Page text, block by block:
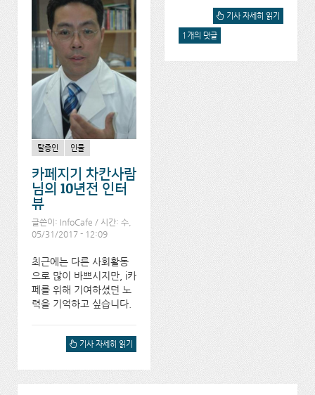
장정일 칼럼-'포스트 여호와
의 증인'이 가능한가 에 대해
서
기사 자세히 읽기
1개의 댓글
탈증인 인물
카페지기 차칸사람
님의 10년전 인터
뷰
글쓴이: InfoCafe / 시간: 수,
05/31/2017 - 12:09
최근에는 다른 사회활동
으로 많이 바쁘시지만, i카
페를 위해 기여하셨던 노
력을 기억하고 싶습니다.
카페지기 차칸사람님의 10
년전 인터뷰에 대해서
기사 자세히 읽기